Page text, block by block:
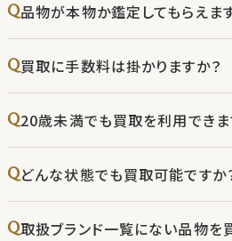
品物が本物か鑑定してもらえま
買取に手数料は掛かりますか？
20歳未満でも買取を利用できま
どんな状態でも買取可能ですか
取扱ブランド一覧にない品物を